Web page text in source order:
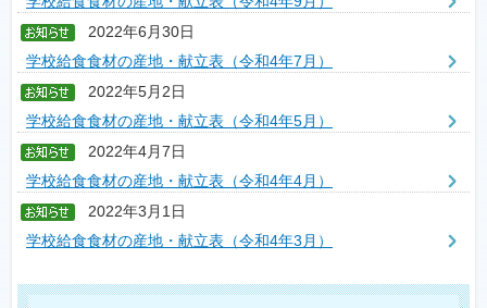
2022年6月30日
学校給食食材の産地・献立表（令和4年7月）
2022年5月2日
学校給食食材の産地・献立表（令和4年5月）
2022年4月7日
学校給食食材の産地・献立表（令和4年4月）
2022年3月1日
学校給食食材の産地・献立表（令和4年3月）